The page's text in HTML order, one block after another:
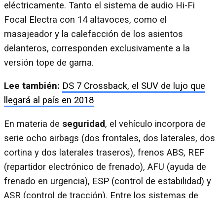
eléctricamente. Tanto el sistema de audio Hi-Fi
Focal Electra con 14 altavoces, como el
masajeador y la calefacción de los asientos
delanteros, corresponden exclusivamente a la
versión tope de gama.
Lee también: DS 7 Crossback, el SUV de lujo que
llegará al país en 2018
En materia de seguridad, el vehículo incorpora de
serie ocho airbags (dos frontales, dos laterales, dos
cortina y dos laterales traseros), frenos ABS, REF
(repartidor electrónico de frenado), AFU (ayuda de
frenado en urgencia), ESP (control de estabilidad) y
ASR (control de tracción). Entre los sistemas de